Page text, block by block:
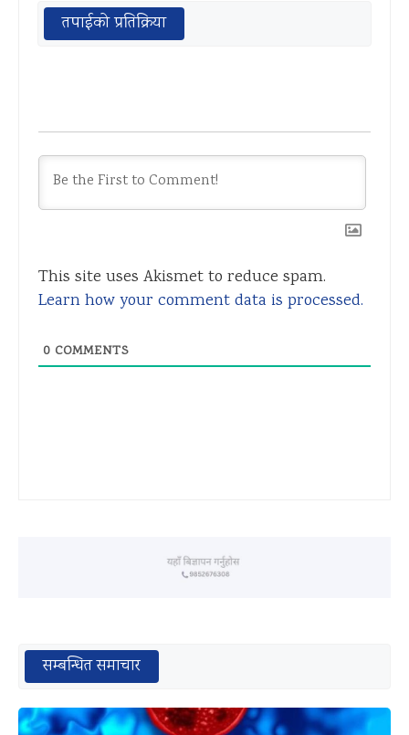
तपाईको प्रतिक्रिया
This site uses Akismet to reduce spam.
Learn how your comment data is processed.
0 COMMENTS
सम्बन्धित समाचार